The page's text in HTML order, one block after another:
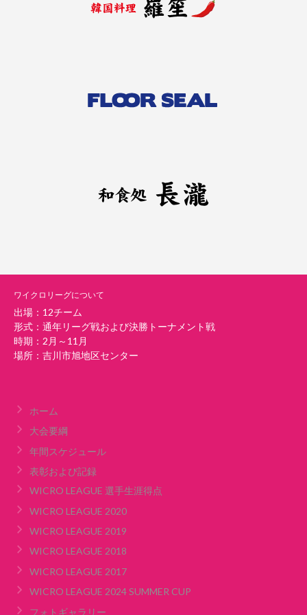
ワイクロリーグについて
出場：12チーム
形式：通年リーグ戦および決勝トーナメント戦
時期：2月～11月
場所：吉川市旭地区センター
ホーム
大会要綱
年間スケジュール
表彰および記録
WICRO LEAGUE 選手生涯得点
WICRO LEAGUE 2020
WICRO LEAGUE 2019
WICRO LEAGUE 2018
WICRO LEAGUE 2017
WICRO LEAGUE 2024 SUMMER CUP
フォトギャラリー